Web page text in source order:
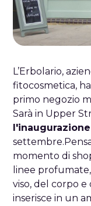
L’Erbolario,
fitocosmetica,
primo negozio
Sarà in Upper
l'inaugurazione
momento di
linee
viso, del corpo e
inserisce in un